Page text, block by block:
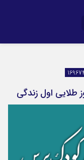
طلایی اول زندگی